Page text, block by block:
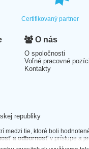
Certifikovaný partner
O nás
O spoločnosti
Voľné pracovné
Kontakty
republiky
medzi tie, ktoré boli
a odbornosťv prístupe a